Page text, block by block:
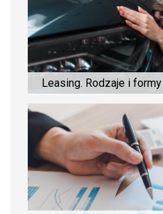
Leasing. Rodzaje i formy